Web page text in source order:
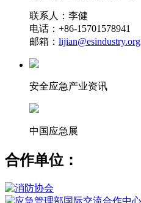
联系人：李健
电话：+86-15701578941
邮箱： lijian@esindustry.org
安全应急产业资讯
中国应急展
合作单位：